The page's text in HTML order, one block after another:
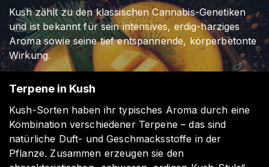
Kush zählt zu den klassischen Cannabis-Genetiken
und ist bekannt für sein intensives, erdig-harziges
Aroma sowie seine tief entspannende, körperbetonte
Wirkung.
Terpene in Kush
Kush-Sorten haben ihr typisches Aroma durch eine
Kombination verschiedener Terpene – das sind
natürliche Duft- und Geschmacksstoffe in der
Pflanze. Zusammen erzeugen sie den